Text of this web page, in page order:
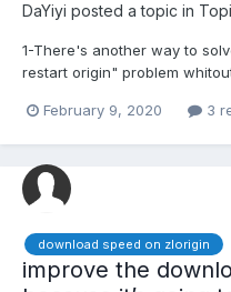
DaYiyi posted a topic in
1-There's another way to
restart origin" problem
time 2-error196613:0/-
February 9, 2020 3
download speed on zlorigin
improve the